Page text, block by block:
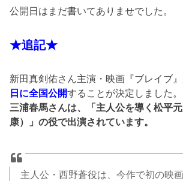
公開日はまだ書いてありませでした。
★追記★
新田真剣佑さん主演・映画『ブレイブ
日に全国公開することが決定しました。
三浦春馬さんは、「主人公を導く松平
康）」の役で出演されています。
主人公・西野蒼役は、今作で初の映